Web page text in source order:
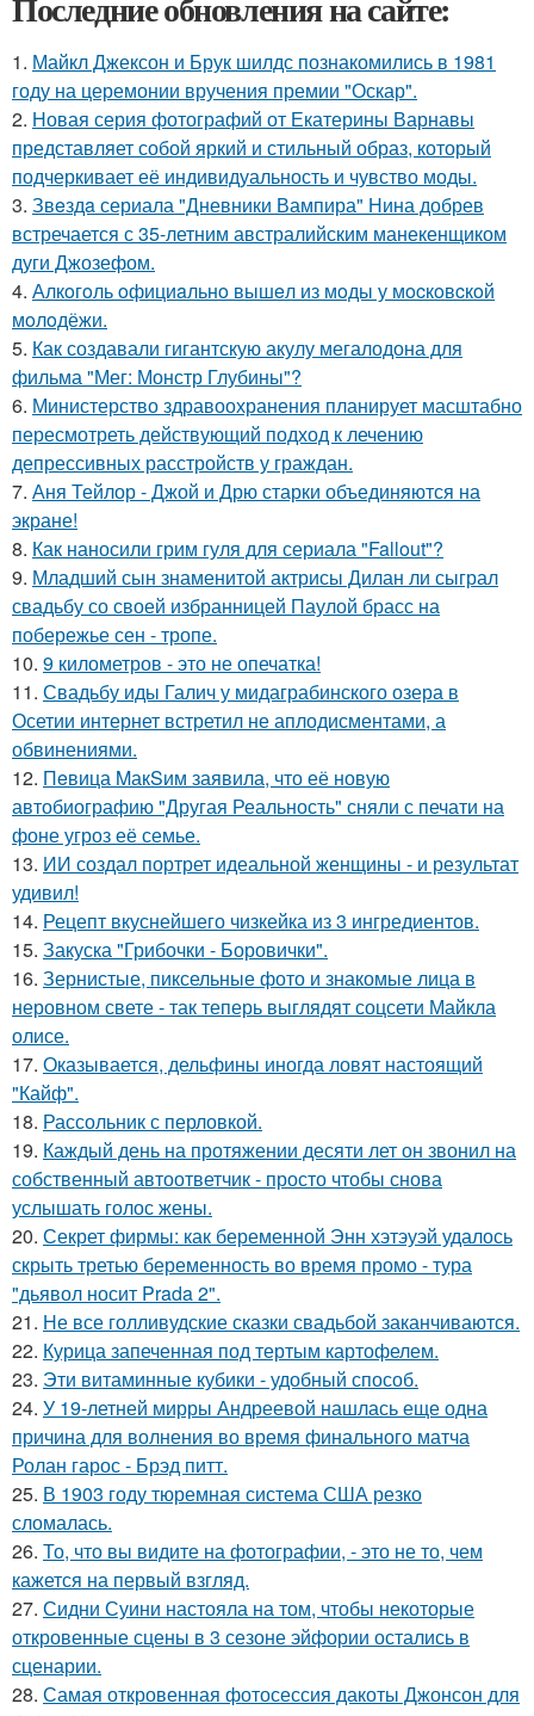
1. Майкл Джексон и Брук шилдс познакомились в 1981
году на церемонии вручения премии "Оскар".
2. Новая серия фотографий от Екатерины Варнавы
представляет собой яркий и стильный образ, который
подчеркивает её индивидуальность и чувство моды.
3. Звeздa сериала "Дневники Вампира" Нина добрев
встречается с 35-летним австралийским манекенщиком
дуги Джозефом.
4. Алкoгoль oфициaльнo вышeл из мoды у мocкoвcкoй
мoлoдёжи.
5. Как создавали гигантскую акулу мегалодона для
фильма "Мег: Монстр Глубины"?
6. Министерство здравоохранения планирует масштабно
пересмотреть действующий подход к лечению
депрессивных расстройств у граждан.
7. Аня Тейлор - Джой и Дрю старки объединяются на
экране!
8. Как наносили грим гуля для сериала "Fallout"?
9. Младший сын знаменитой актрисы Дилан ли сыграл
свадьбу со своей избранницей Паулой брасс на
побережье сен - тропе.
10. 9 километров - это не опечатка!
11. Свадьбу иды Галич у мидаграбинского озера в
Осетии интернет встретил не аплодисментами, а
обвинениями.
12. Пeвица MакSим заявила, что её новую
автобиографию "Другая Реальность" сняли с печати на
фоне угроз её семье.
13. ИИ создал портрет идеальной женщины - и результат
удивил!
14. Рецепт вкуснейшего чизкейка из 3 ингредиентов.
15. Закуска "Грибочки - Боровички".
16. Зернистые, пиксельные фото и знакомые лица в
неровном свете - так теперь выглядят соцсети Майкла
олисе.
17. Оказывается, дельфины иногда ловят настоящий
"Кайф".
18. Рассольник с перловкой.
19. Каждый день на протяжении десяти лет он звонил на
собственный автоответчик - просто чтобы снова
услышать голос жены.
20. Секрет фирмы: как беременной Энн хэтэуэй удалось
скрыть третью беременность во время промо - тура
"дьявол носит Prada 2".
21. Не все голливудские сказки свадьбой заканчиваются.
22. Курица запеченная под тертым картофелем.
23. Эти витаминные кубики - удобный способ.
24. У 19-летней мирры Андреевой нашлась еще одна
причина для волнения во время финального матча
Ролан гарос - Брэд питт.
25. В 1903 году тюремная система США резко
сломалась.
26. То, что вы видите на фотографии, - это не то, чем
кажется на первый взгляд.
27. Сидни Суини настояла на том, чтобы некоторые
откровенные сцены в 3 сезоне эйфории остались в
сценарии.
28. Самая откровенная фотосессия дакоты Джонсон для